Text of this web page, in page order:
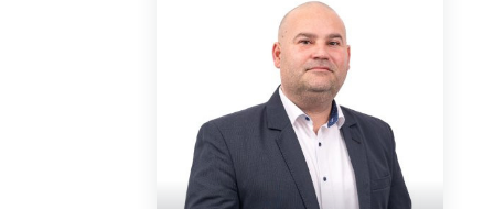
Zonă liniștită, aerisită, cu acces rapid către Sibiu
Compartimentare practică, fără spații pierdute
Etaj intermediar – confort termic și acces facil
2 locuri de parcare – mare avantaj în zonă
Ideal pentru locuit sau investiție
De ce merită văzut: